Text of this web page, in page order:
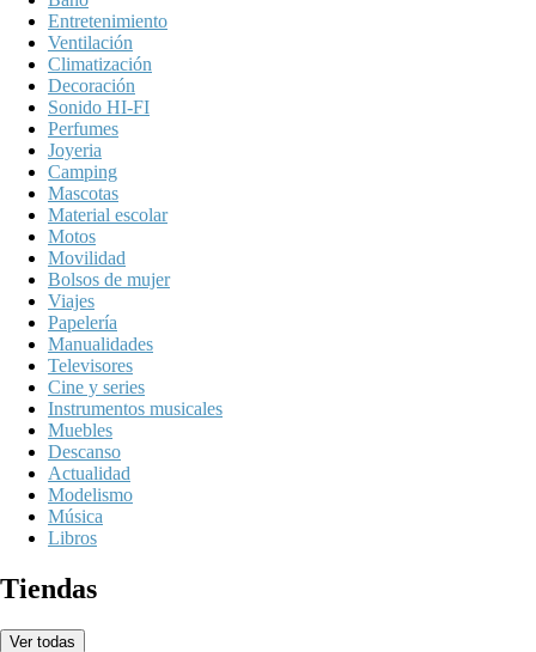
Entretenimiento
Ventilación
Climatización
Decoración
Sonido HI-FI
Perfumes
Joyeria
Camping
Mascotas
Material escolar
Motos
Movilidad
Bolsos de mujer
Viajes
Papelería
Manualidades
Televisores
Cine y series
Instrumentos musicales
Muebles
Descanso
Actualidad
Modelismo
Música
Libros
Tiendas
Ver todas